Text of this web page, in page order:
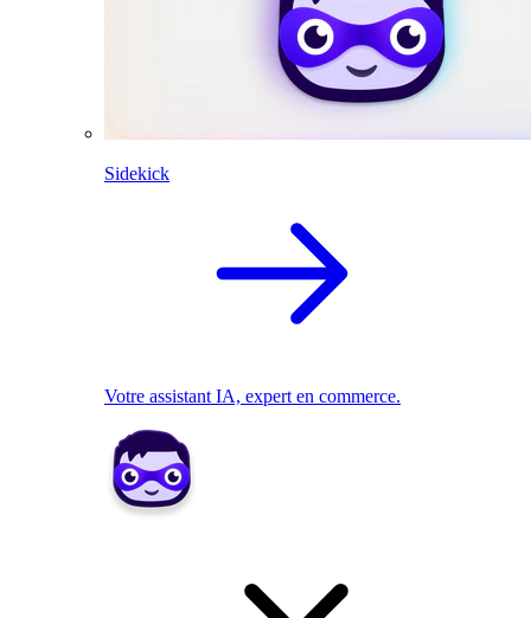
Sidekick
Votre assistant IA, expert en commerce.